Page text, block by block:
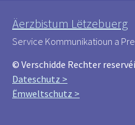
Äerzbistum Lëtzebuerg
Service Kommunikatioun a
© Verschidde Rechter
Dateschutz >
Ëmweltschutz >